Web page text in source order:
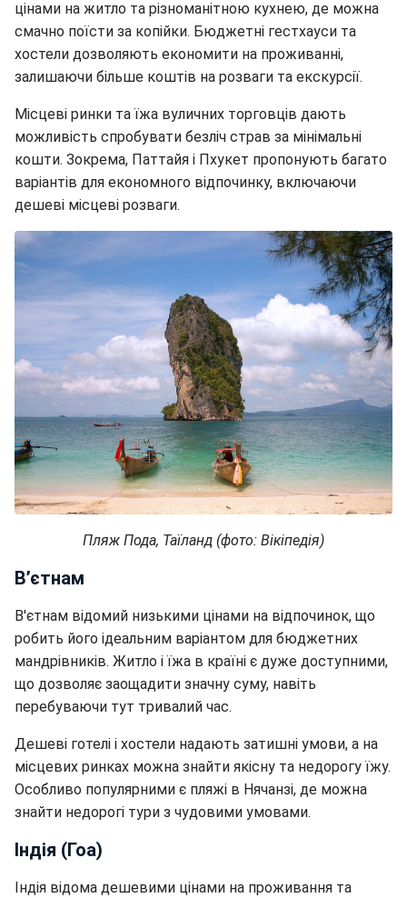
цінами на житло та різноманітною кухнею, де можна
смачно поїсти за копійки. Бюджетні гестхауси та
хостели дозволяють економити на проживанні,
залишаючи більше коштів на розваги та екскурсії.
Місцеві ринки та їжа вуличних торговців дають
можливість спробувати безліч страв за мінімальні
кошти. Зокрема, Паттайя і Пхукет пропонують багато
варіантів для економного відпочинку, включаючи
дешеві місцеві розваги.
Пляж Пода, Таїланд (фото: Вікіпедія)
В’єтнам
В'єтнам відомий низькими цінами на відпочинок, що
робить його ідеальним варіантом для бюджетних
мандрівників. Житло і їжа в країні є дуже доступними,
що дозволяє заощадити значну суму, навіть
перебуваючи тут тривалий час.
Дешеві готелі і хостели надають затишні умови, а на
місцевих ринках можна знайти якісну та недорогу їжу.
Особливо популярними є пляжі в Нячанзі, де можна
знайти недорогі тури з чудовими умовами.
Індія (Гоа)
Індія відома дешевими цінами на проживання та